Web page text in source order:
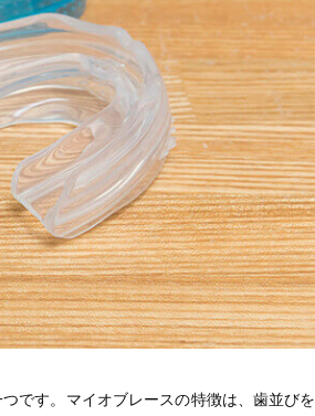
です。マイオブレースの特徴は、歯並びを